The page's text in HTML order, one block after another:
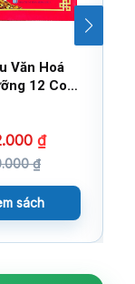
Văn Hoá
12 Con
₫
₫
sách